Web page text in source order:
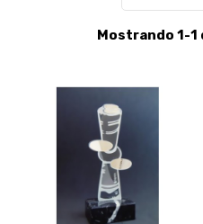
Mostrando 1-